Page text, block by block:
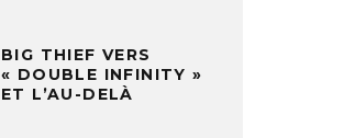
BIG THIEF VERS
« DOUBLE INFINITY »
ET L’AU-DELÀ